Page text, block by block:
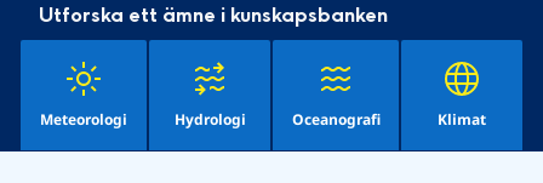
Utforska ett ämne i kunskapsbanken
Meteorologi Hydrologi Oceanografi Klimat